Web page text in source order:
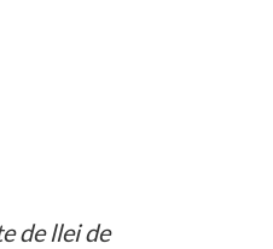
de llei de